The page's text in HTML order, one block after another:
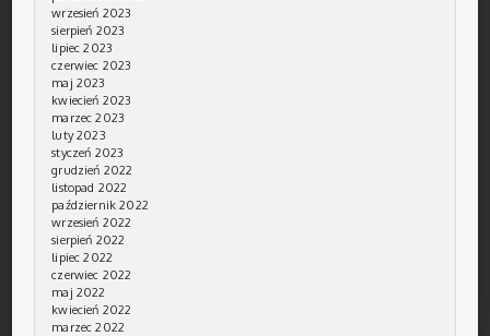
wrzesień 2023
sierpień 2023
lipiec 2023
czerwiec 2023
maj 2023
kwiecień 2023
marzec 2023
luty 2023
styczeń 2023
grudzień 2022
listopad 2022
październik 2022
wrzesień 2022
sierpień 2022
lipiec 2022
czerwiec 2022
maj 2022
kwiecień 2022
marzec 2022